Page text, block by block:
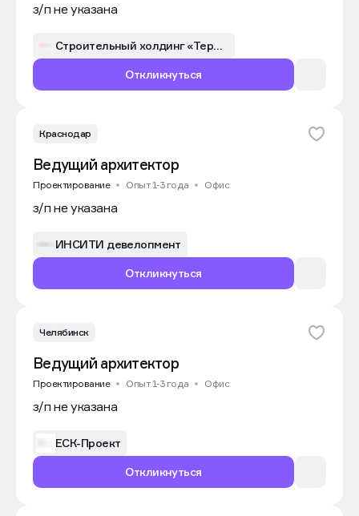
з/п не указана
Откликнуться
Строительный холдинг «Термодом»
Краснодар
Ведущий архитектор
Проектирование Опыт 1-3 года Офис
з/п не указана
Откликнуться
ИНСИТИ девелопмент
Челябинск
Ведущий архитектор
Проектирование Опыт 1-3 года Офис
з/п не указана
Откликнуться
ЕСК-Проект